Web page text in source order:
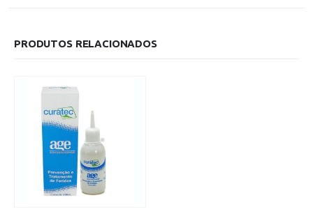
PRODUTOS RELACIONADOS